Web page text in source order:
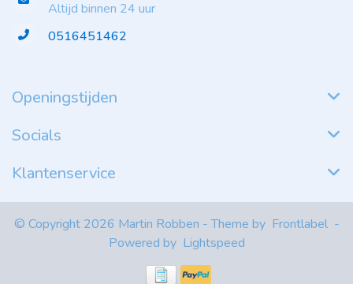
Altijd binnen 24 uur
0516451462
Openingstijden
Socials
Klantenservice
© Copyright 2026 Martin Robben - Theme by Frontlabel -
Powered by Lightspeed